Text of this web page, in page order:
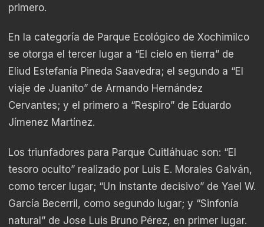
primero.
En la categoría de Parque Ecológico de Xochimilco
se otorga el tercer lugar a “El cielo en tierra” de
Eliud Estefanía Pineda Saavedra; el segundo a “El
viaje de Juanito” de Armando Hernández
Cervantes; y el primero a “Respiro” de Eduardo
Jímenez Martínez.
Los triunfadores para Parque Cuitláhuac son: “El
tesoro oculto” realizado por Luis E. Morales Galván,
como tercer lugar; “Un instante decisivo” de Yael W.
García Becerril, como segundo lugar; y “Sinfonía
natural” de Jose Luis Bruno Pérez, en primer lugar.